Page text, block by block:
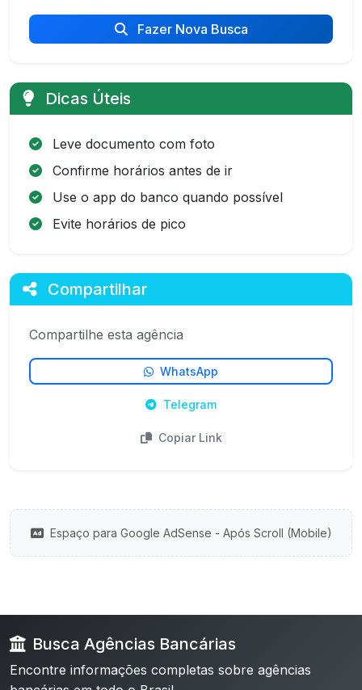
Fazer Nova Busca
Dicas Úteis
Leve documento com foto
Confirme horários antes de ir
Use o app do banco quando possível
Evite horários de pico
Compartilhar
Compartilhe esta agência
WhatsApp
Telegram
Copiar Link
Espaço para Google AdSense - Após Scroll (Mobile)
Busca Agências Bancárias
Encontre informações completas sobre agências